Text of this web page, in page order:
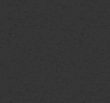
三 畓賣買文記)
賣買文記)
賣買文記)
奴 連愛 松田賣買文記)
)
賣買文記)
賣買文記)